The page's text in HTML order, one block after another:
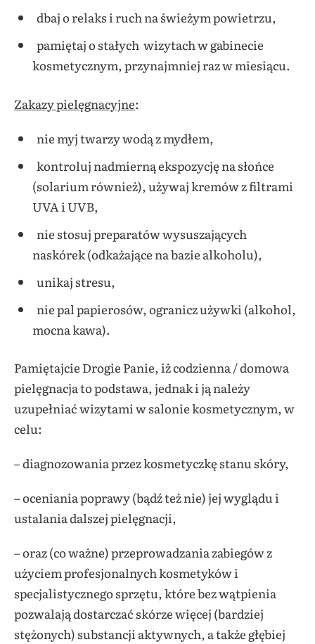
dbaj o relaks i ruch na świeżym powietrzu,
pamiętaj o stałych wizytach w gabinecie
kosmetycznym, przynajmniej raz w miesiącu.
Zakazy pielęgnacyjne:
nie myj twarzy wodą z mydłem,
kontroluj nadmierną ekspozycję na słońce
(solarium również), używaj kremów z filtrami
UVA i UVB,
nie stosuj preparatów wysuszających
naskórek (odkażające na bazie alkoholu),
unikaj stresu,
nie pal papierosów, ogranicz używki (alkohol,
mocna kawa).
Pamiętajcie Drogie Panie, iż codzienna / domowa
pielęgnacja to podstawa, jednak i ją należy
uzupełniać wizytami w salonie kosmetycznym, w
celu:
– diagnozowania przez kosmetyczkę stanu skóry,
– oceniania poprawy (bądź też nie) jej wyglądu i
ustalania dalszej pielęgnacji,
– oraz (co ważne) przeprowadzania zabiegów z
użyciem profesjonalnych kosmetyków i
specjalistycznego sprzętu, które bez wątpienia
pozwalają dostarczać skórze więcej (bardziej
stężonych) substancji aktywnych, a także głębiej